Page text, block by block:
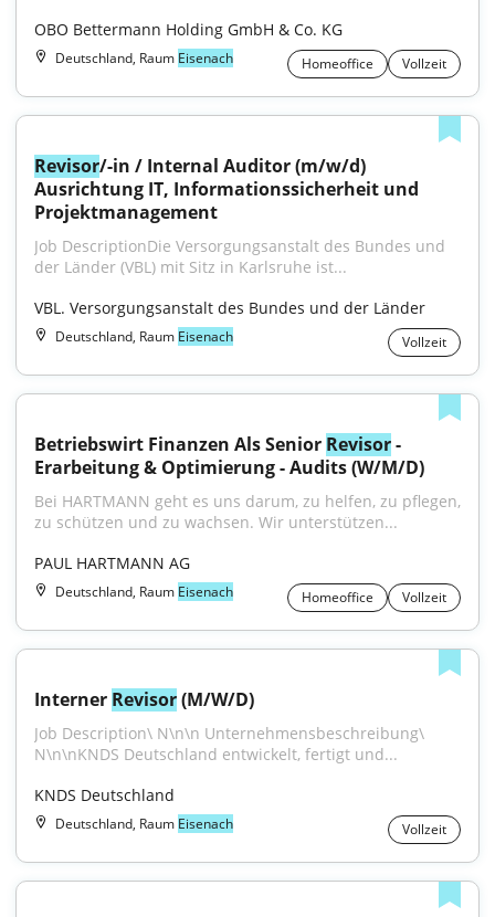
OBO Bettermann Holding GmbH & Co. KG
Deutschland, Raum Eisenach Homeoffice Vollzeit
Revisor/-in / Internal Auditor (m/w/d)
Ausrichtung IT, Informationssicherheit und
Projektmanagement
Job DescriptionDie Versorgungsanstalt des Bundes und
der Länder (VBL) mit Sitz in Karlsruhe ist...
VBL. Versorgungsanstalt des Bundes und der Länder
Deutschland, Raum Eisenach Vollzeit
Betriebswirt Finanzen Als Senior Revisor -
Erarbeitung & Optimierung - Audits (W/M/D)
Bei HARTMANN geht es uns darum, zu helfen, zu pflegen,
zu schützen und zu wachsen. Wir unterstützen...
PAUL HARTMANN AG
Deutschland, Raum Eisenach Homeoffice Vollzeit
Interner Revisor (M/W/D)
Job Description\ N\n\n Unternehmensbeschreibung\
N\n\nKNDS Deutschland entwickelt, fertigt und...
KNDS Deutschland
Deutschland, Raum Eisenach Vollzeit